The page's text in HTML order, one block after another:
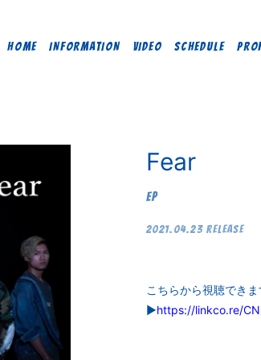
HOME INFORMATION VIDEO SCHEDULE
Fear
EP
2021.04.23 RELEASE
こちらから視聴できま
▶︎https://linkco.re/